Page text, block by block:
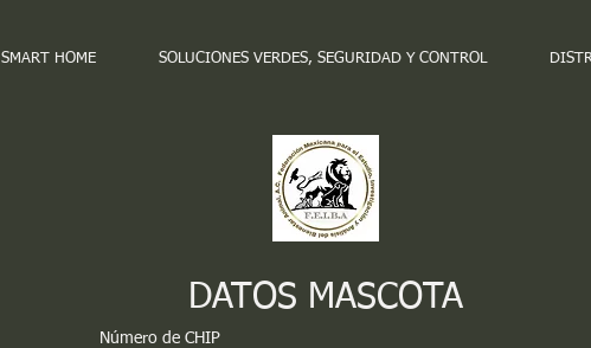
SMART HOME SOLUCIONES VERDES, SEGURIDAD Y CONTROL
DATOS MASCOTA
Número de CHIP